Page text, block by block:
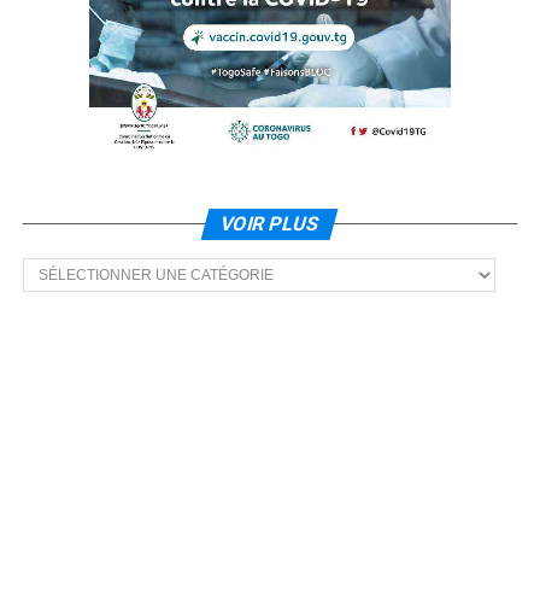
VOIR PLUS
Voir
plus